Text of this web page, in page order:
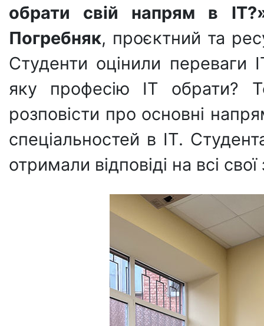
обрати свій напрям в
Погребняк, проєктний та
Студенти оцінили переваги
яку професію IT обрати?
розповісти про основні
спеціальностей в IT.
отримали відповіді на всі